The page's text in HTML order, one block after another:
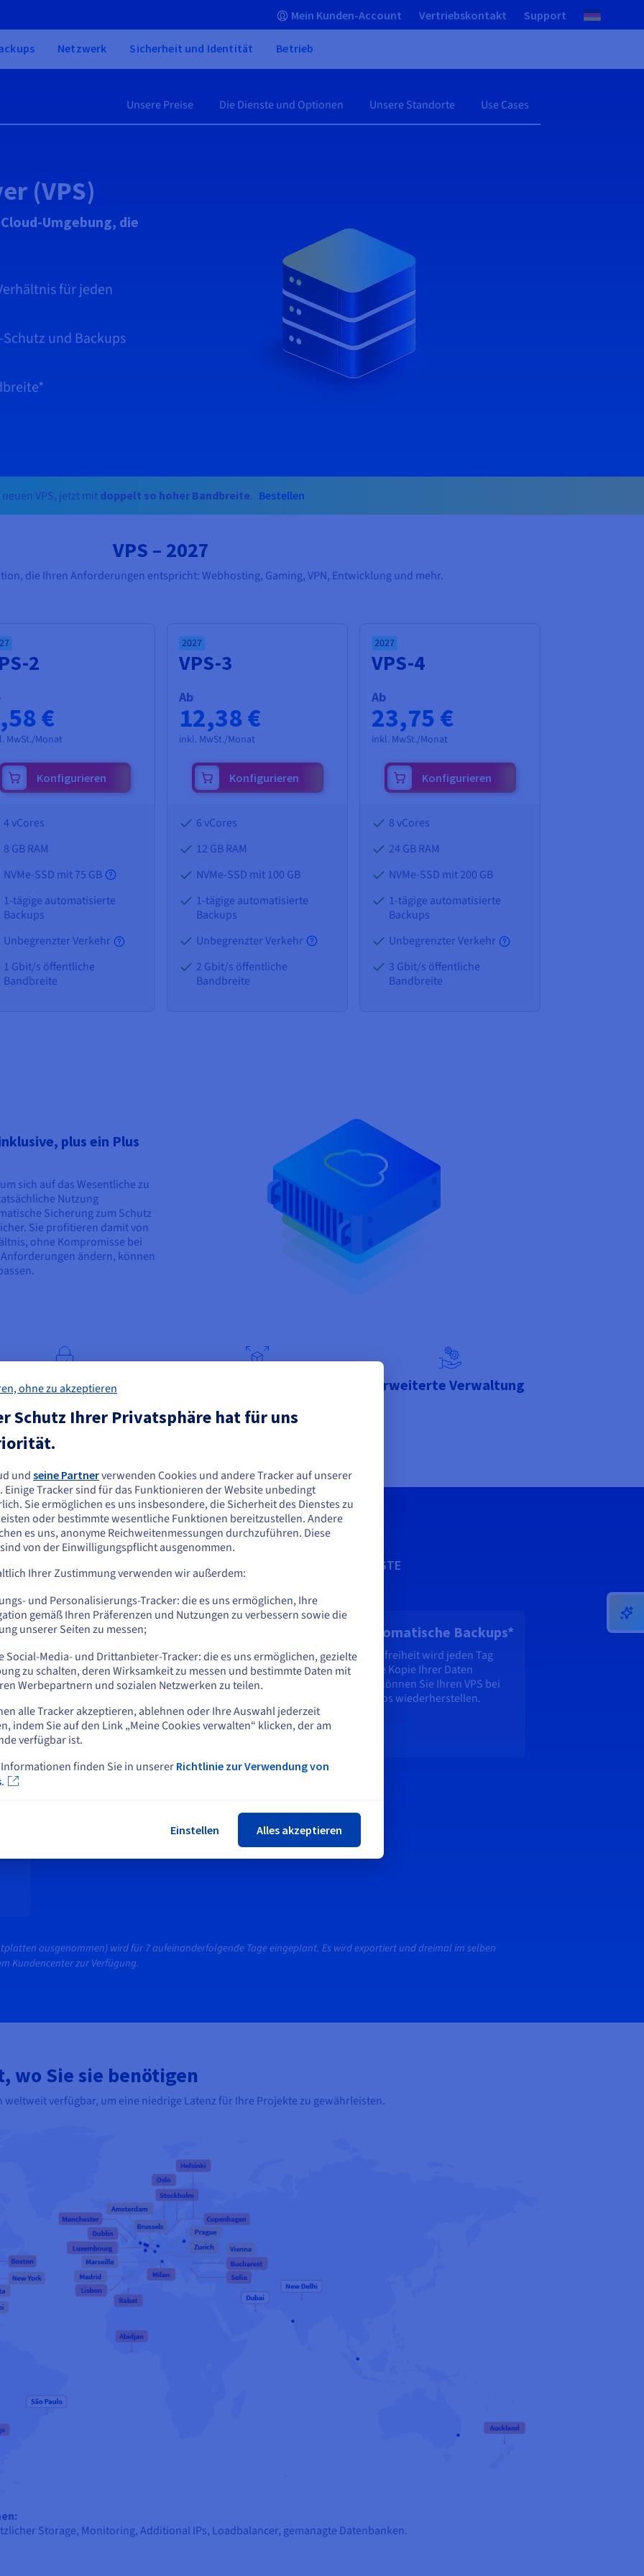
Mein Kunden-Account Vertriebskontakt Support
Netzwerk Sicherheit und Identität Betrieb
Unsere Preise Die Dienste und Optionen Unsere Standorte Use Cases
(VPS)
Umgebung, die
für jeden
und Backups
VPS, jetzt mit doppelt so hoher Bandbreite. Bestellen
VPS – 2027
die Ihren Anforderungen entspricht: Webhosting, Gaming, VPN, Entwicklung und mehr.
2
€
MwSt./Monat
Konfigurieren
4 vCores
8 GBRAM
NVMe-SSD mit 75 GB
1-tägige automatisierte
Backups
Unbegrenzter Verkehr
1 Gbit/s öffentliche
Bandbreite
2027
VPS-3
Ab
12,38 €
inkl. MwSt./Monat
Konfigurieren
6 vCores
12 GBRAM
NVMe-SSD mit 100 GB
1-tägige automatisierte
Backups
Unbegrenzter Verkehr
2 Gbit/s öffentliche
Bandbreite
2027
VPS-4
Ab
23,75 €
inkl. MwSt./Monat
Konfigurieren
8 vCores
24 GBRAM
NVMe-SSD mit 200 GB
1-tägige automatisierte
Backups
Unbegrenzter Verkehr
3 Gbit/s öffentliche
Bandbreite
plus ein Plus
sich auf das Wesentliche zu
Nutzung
Sicherung zum Schutz
Sie profitieren damit von
ohne Kompromisse bei
ändern, können
Isolierte Umgebung Erweiterte Verwaltung
für Ihren VPS
SOFTWARE NETZWERK UND IP DIENSTE
Ultraschneller NVMe-Speicher
Alle unsere VPS sind mit NVMe-Festplatten
ausgestattet, die eine bis zu 6-mal höhere
Geschwindigkeit als herkömmliche SSDs
hohe Geschwindigkeit erfordern.
Inklusive
Tägliche automatische Backups*
Für mehr Sorgenfreiheit wird jeden Tag
automatisch eine Kopie Ihrer Daten
gespeichert. So können Sie Ihren VPS bei
Bedarf problemlos wiederherstellen.
Inklusive
ausgenommen) wird für 7 aufeinanderfolgende Tage eingeplant. Es wird exportiert und dreimal im selben
Kundencenter zur Verfügung.
wo Sie sie benötigen
weltweit verfügbar, um eine niedrige Latenz für Ihre Projekte zu gewährleisten.
Storage, Monitoring, Additional IPs, Loadbalancer, gemanagte Datenbanken.
scheinen sich in Vereinigte Staaten zu
Sie aus Vereinigte Staaten bestellen möchten, müssen Sie sich auf der
Website umsehen und dort einen Account erstellen.
zur [Website] Webseite
us.ovhcloud.com/vps Englisch USD - $
der aktuellen Website bleiben
andere Website wählen
ohne zu akzeptieren
Schutz Ihrer Privatsphäre hat für uns
und seine Partnerverwenden Cookies und andere Tracker auf unserer
Einige Tracker sind für das Funktionieren der Website unbedingt
Sie ermöglichen es uns insbesondere, die Sicherheit des Dienstes zu
oder bestimmte wesentliche Funktionen bereitzustellen. Andere
es uns, anonyme Reichweitenmessungen durchzuführen. Diese
von der Einwilligungspflicht ausgenommen.
Ihrer Zustimmung verwenden wir außerdem:
und Personalisierungs-Tracker: die es uns ermöglichen, Ihre
gemäß Ihren Präferenzen und Nutzungen zu verbessern sowie die
unserer Seiten zu messen;
Social-Media- und Drittanbieter-Tracker: die es uns ermöglichen, gezielte
zu schalten, deren Wirksamkeit zu messen und bestimmte Daten mit
Werbepartnern und sozialen Netzwerken zu teilen.
alle Tracker akzeptieren, ablehnen oder Ihre Auswahl jederzeit
indem Sie auf den Link „Meine Cookies verwalten“ klicken, der am
verfügbar ist.
finden Sie in unsererRichtlinie zur Verwendung von
Einstellen Alles akzeptieren